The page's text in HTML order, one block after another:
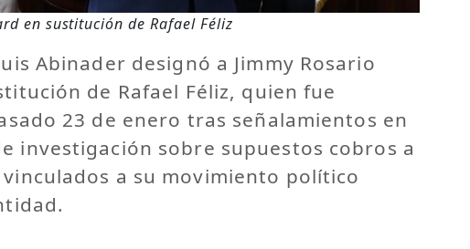
en sustitución de Rafael Féliz
Abinader designó a Jimmy Rosario
de Rafael Féliz, quien fue
23 de enero tras señalamientos en
investigación sobre supuestos cobros a
a su movimiento político